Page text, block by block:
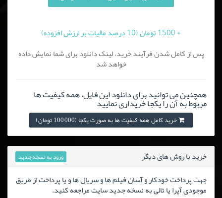
+ 1500 تومان (10 درصد مالیات بر ارزش افزوده)
پس از کامل شدن فرآیند خرید، لینک دانلود برای شما نمایش داده
خواهد شد
همچنین می توانید برای دانلود این فایل، همه کیفیت ها
مربوط به آن را یکجا خریداری نمایید
خرید کامل همه کیفیت ها به صورت یکجا (100,000 تومان)
خرید با روش های دیگر ورود به نسخه جدید
جهت پرداخت خودکار و آسان فیلم ها و سریال ها و یا پرداخت از طریق
موجودی آپرا یا تالی به نسخه جدید سایت مراجعه کنید.